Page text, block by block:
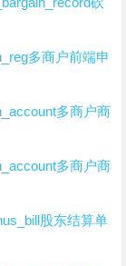
多商户前端申
多商户商
多商户商
股东结算单